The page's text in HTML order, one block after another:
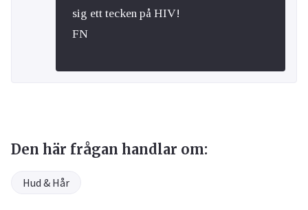
sig ett tecken på HIV!
FN
Den här frågan handlar om:
Hud & Hår